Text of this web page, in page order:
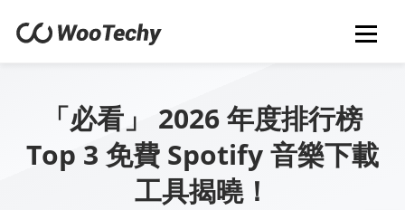
「必看」 2026 年度排行榜
Top 3 免費 Spotify 音樂下載
工具揭曉！